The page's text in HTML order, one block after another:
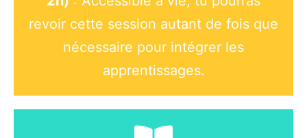
revoir cette session autant de fois que
nécessaire pour intégrer les
apprentissages.